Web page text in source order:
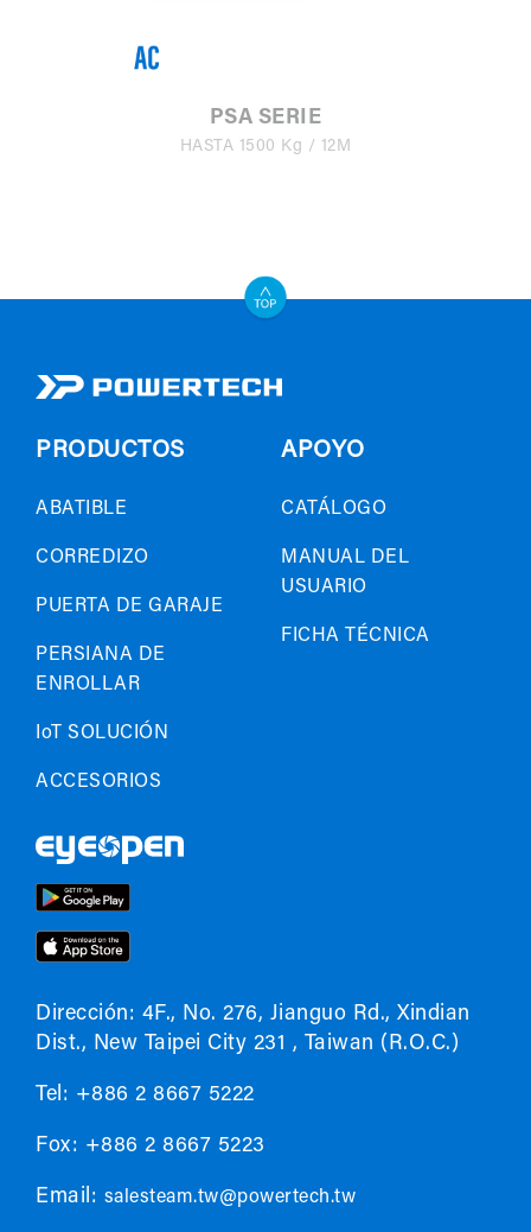
PSA SERIE
HASTA 1500 Kg / 12M
PRODUCTOS
ABATIBLE
CORREDIZO
PUERTA DE GARAJE
PERSIANA DE
ENROLLAR
IoT SOLUCIÓN
ACCESORIOS
APOYO
CATÁLOGO
MANUAL DEL
USUARIO
FICHA TÉCNICA
Dirección: 4F., No. 276, Jianguo Rd., Xindian
Dist., New Taipei City 231 , Taiwan (R.O.C.)
Tel: +886 2 8667 5222
Fox: +886 2 8667 5223
Email: salesteam.tw@powertech.tw